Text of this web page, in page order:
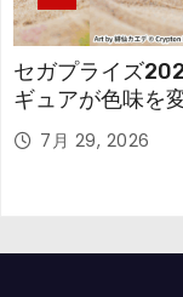
セガプライズ
ギュアが色味を
7月 29, 2026